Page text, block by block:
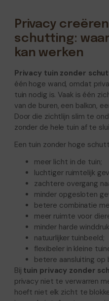
Privacy
schutting:
kan werken
Privacy tuin zonder
één hoge wand, omdat
tuin nodig is. Vaak is één
van de buren, een balkon,
Door die zichtlijn slim te
zonder de hele tuin af te
Een tuin zonder hoge
meer licht in de tuin;
luchtiger ruimtelijk
zachtere overgang
minder opgesloten
betere combinatie
meer ruimte voor
minder harde
natuurlijker tuinbeeld;
flexibeler in kleine
betere aansluiting op
Bij tuin privacy zonder
privacy niet te verwarren
hoeft niet elk zicht te